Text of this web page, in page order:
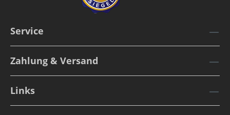
Service
Zahlung & Versand
Links